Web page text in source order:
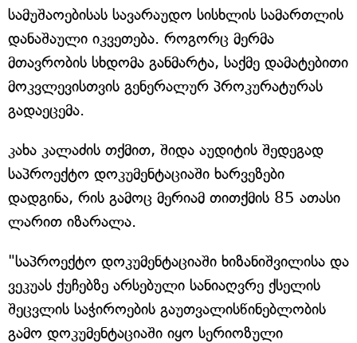
სამუშაოებისას სავარაუდო სისხლის სამართლის
დანაშაული იკვეთება. როგორც მერმა
მთავრობის სხდომა განმარტა, საქმე დამატებითი
მოკვლევისთვის გენერალურ პროკურატურას
გადაეცემა.
კახა კალაძის თქმით, შიდა აუდიტის შედეგად
საპროექტო დოკუმენტაციაში ხარვეზები
დადგინა, რის გამოც მერიამ თითქმის 85 ათასი
ლარით იზარალა.
"საპროექტო დოკუმენტაციაში ხიზანიშვილისა და
ვეკუას ქუჩებზე არსებული სანიაღვრე ქსელის
შეცვლის საჭიროების გაუთვალისწინებლობის
გამო დოკუმენტაციაში იყო სერიოზული